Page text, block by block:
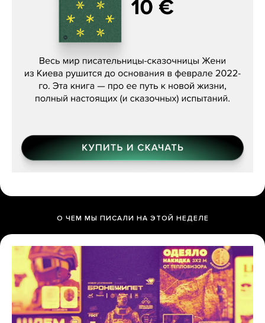
Женя Бережная, «(Не) о войне»
О ЧЕМ МЫ ПИСАЛИ НА ЭТОЙ НЕДЕЛЕ